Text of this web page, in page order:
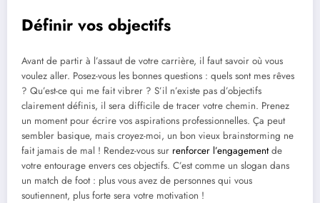
Définir vos objectifs
Avant de partir à l’assaut de votre carrière, il faut savoir où vous
voulez aller. Posez-vous les bonnes questions : quels sont mes rêves
? Qu’est-ce qui me fait vibrer ? S’il n’existe pas d’objectifs
clairement définis, il sera difficile de tracer votre chemin. Prenez
un moment pour écrire vos aspirations professionnelles. Ça peut
sembler basique, mais croyez-moi, un bon vieux brainstorming ne
fait jamais de mal ! Rendez-vous sur renforcer l’engagementde
votre entourage envers ces objectifs. C’est comme un slogan dans
un match de foot : plus vous avez de personnes qui vous
soutiennent, plus forte sera votre motivation !